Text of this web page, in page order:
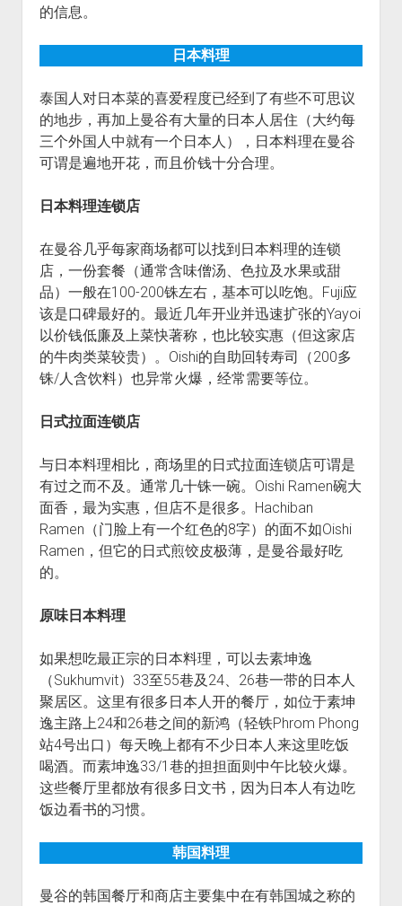
的信息。
日本料理
泰国人对日本菜的喜爱程度已经到了有些不可思议
的地步，再加上曼谷有大量的日本人居住（大约每
三个外国人中就有一个日本人），日本料理在曼谷
可谓是遍地开花，而且价钱十分合理。
日本料理连锁店
在曼谷几乎每家商场都可以找到日本料理的连锁
店，一份套餐（通常含味僧汤、色拉及水果或甜
品）一般在100-200铢左右，基本可以吃饱。Fuji应
该是口碑最好的。最近几年开业并迅速扩张的Yayoi
以价钱低廉及上菜快著称，也比较实惠（但这家店
的牛肉类菜较贵）。Oishi的自助回转寿司（200多
铢/人含饮料）也异常火爆，经常需要等位。
日式拉面连锁店
与日本料理相比，商场里的日式拉面连锁店可谓是
有过之而不及。通常几十铢一碗。Oishi Ramen碗大
面香，最为实惠，但店不是很多。Hachiban
Ramen（门脸上有一个红色的8字）的面不如Oishi
Ramen，但它的日式煎饺皮极薄，是曼谷最好吃
的。
原味日本料理
如果想吃最正宗的日本料理，可以去素坤逸
（Sukhumvit）33至55巷及24、26巷一带的日本人
聚居区。这里有很多日本人开的餐厅，如位于素坤
逸主路上24和26巷之间的新鸿（轻铁Phrom Phong
站4号出口）每天晚上都有不少日本人来这里吃饭
喝酒。而素坤逸33/1巷的担担面则中午比较火爆。
这些餐厅里都放有很多日文书，因为日本人有边吃
饭边看书的习惯。
韩国料理
曼谷的韩国餐厅和商店主要集中在有韩国城之称的